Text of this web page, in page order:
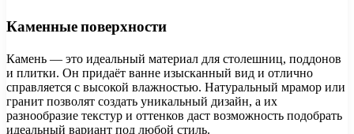
Каменные поверхности
Камень — это идеальный материал для столешниц, поддонов
и плитки. Он придаёт ванне изысканный вид и отлично
справляется с высокой влажностью. Натуральный мрамор или
гранит позволят создать уникальный дизайн, а их
разнообразие текстур и оттенков даст возможность подобрать
идеальный вариант под любой стиль.